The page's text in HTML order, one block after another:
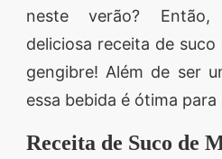
neste verão? Então,
deliciosa receita de
gengibre! Além de ser
essa bebida é ótima para
Receita de Suco de